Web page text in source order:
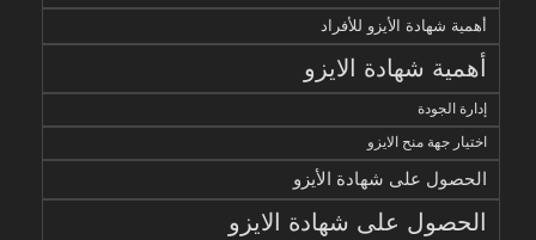
أهمية شهادة الأيزو للأفراد
أهمية شهادة الايزو
إدارة الجودة
اختيار جهة منح الايزو
الحصول على شهادة الأيزو
الحصول على شهادة الايزو